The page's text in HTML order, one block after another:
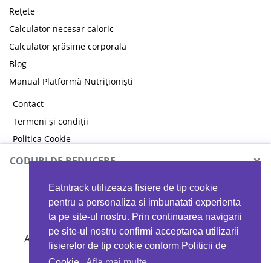
Eatntrack utilizeaza fisiere de tip cookie
pentru a personaliza si imbunatati experienta
ta pe site-ul nostru. Prin continuarea navigarii
pe site-ul nostru confirmi acceptarea utilizarii
fisierelor de tip cookie conform Politicii de
Rețete
Calculator necesar caloric
Calculator grăsime corporală
Blog
Manual Platformă Nutriționiști
Contact
Termeni și condiții
Politica Cookie
Politica de confidențialitate
CODURI DE REDUCERE ×
MYPROTEIN
Ai 40%reducere la orice comandă folosind codul
EATTRACK